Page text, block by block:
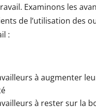
Examinons les
de l’utilisation des
:
à augmenter
à rester sur la